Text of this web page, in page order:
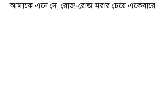
আমাকে এনে দে, রোজ-রোজ মরার চেয়ে